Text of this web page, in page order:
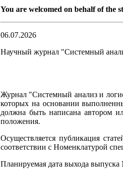
You are welcomed on behalf of the
06.07.2026
Научный журнал "Системный
Журнал "Системный анализ и
которых на основании
должна быть написана автором
положения.
Осуществляется публикация
соответствии с Номенклатурой
Планируемая дата выхода